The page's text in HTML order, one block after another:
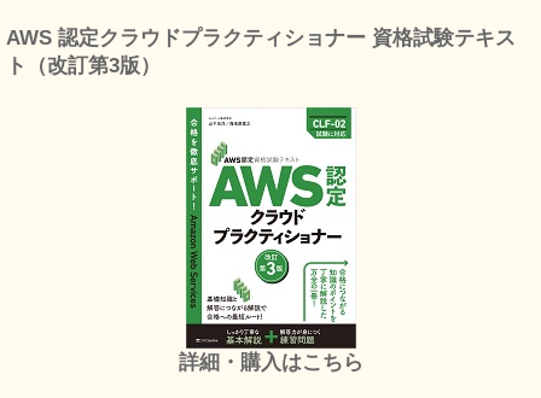
AWS 認定クラウドプラクティショナー 資格試験テキス
ト（改訂第3版）
詳細・購入はこちら